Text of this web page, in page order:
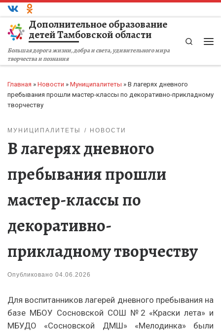
Перейти к содержимому
Дополнительное образование
детей Тамбовской области
Большая дорога жизни, добра и света, удивительного мира
творчества и познания
Search
Главная » Новости » Муниципалитеты » В лагерях дневного
пребывания прошли мастер-классы по декоративно-прикладному
творчеству
МУНИЦИПАЛИТЕТЫ НОВОСТИ
В лагерях дневного
пребывания прошли
мастер-классы по
декоративно-
прикладному творчеству
Опубликовано 04.06.2026
Для воспитанников лагерей дневного пребывания на
базе МБОУ Сосновской СОШ №2 «Краски лета» и
МБУДО «Сосновской ДМШ» «Мелодинка» были